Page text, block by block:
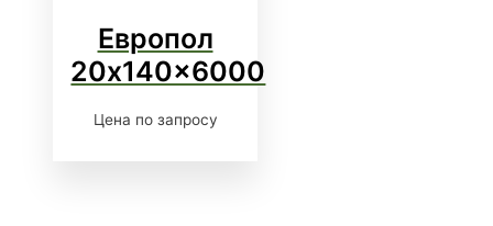
Европол
20x140x6000
Цена по запросу